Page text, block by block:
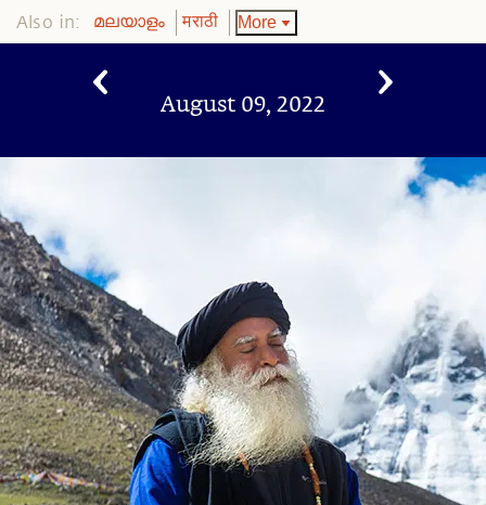
Also in: മലയാളം मराठी More
August 09, 2022